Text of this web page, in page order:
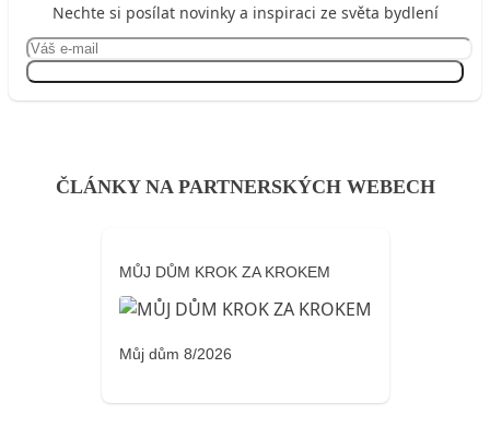
Nechte si posílat novinky a inspiraci ze světa bydlení
ČLÁNKY NA PARTNERSKÝCH WEBECH
MŮJ DŮM KROK ZA KROKEM
Můj dům 8/2026